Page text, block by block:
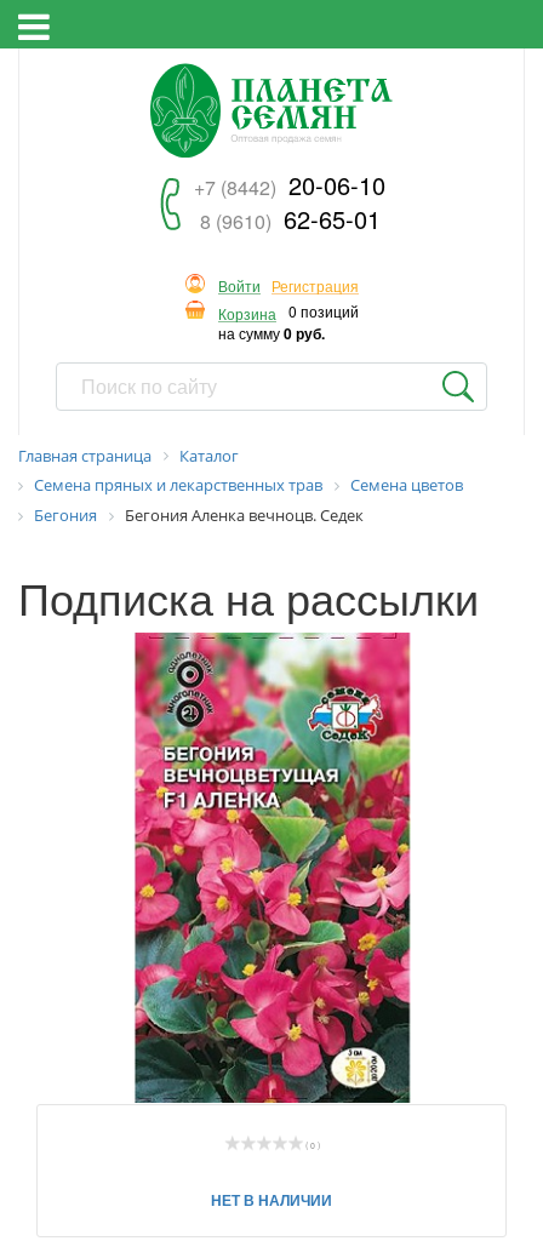
+7 (8442) 20-06-10
8 (9610) 62-65-01
Войти
Регистрация
Корзина
0 позиций
на сумму0 руб.
Главная страница
Каталог
Семена пряных и лекарственных трав
Семена цветов
Бегония
Бегония Аленка вечноцв. Седек
Подписка на рассылки
( 0 )
НЕТ В НАЛИЧИИ